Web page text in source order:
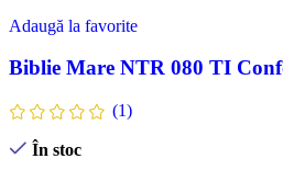
Adaugă la favorite
Biblie Mare NTR 080 TI
(1)
În stoc